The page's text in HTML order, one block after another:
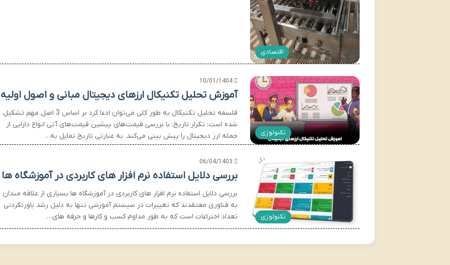
اقتصادی
تکنولوژی
10/01/1404
آموزش تحلیل تکنیکال ارزهای دیجیتال مبانی و اصول اولیه
فلسفه تحلیل تکنیکال به طور کلی می‌توان ادعا کرد بر اساس 3 اصل مهم تشکیل
شده است: تکرار تاریخ: با بررسی قیمت‌های پیشین قیمت‌های آتی انواع دارایی از
جمله ارز دیجیتال را پیش بینی می‌کند. به عبارتی تاریخ تمایل به…
تکنولوژی
06/04/1403
بررسی دلایل استفاده نرم افزار های کاربردی در آموزشگاه ها
بررسی دلایل استفاده نرم افزار های کاربردی در آموزشگاه ها بسیاری از علاقه مندان
به فناوری معتقدند که تغییرات در سیستم آموزشی تنها به دلیل رشد باورنکردنی
تعداد اختراعات است که به طور مداوم کسب و کارها و حرفه های…